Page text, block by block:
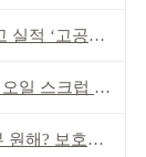
‘고공비행’
바디 워시’ 공개
막 잘 쌓아야!